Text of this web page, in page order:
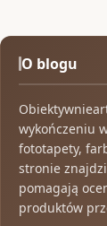
O blogu
wykończeniu
fototapety,
stronie
pomagają
produktów